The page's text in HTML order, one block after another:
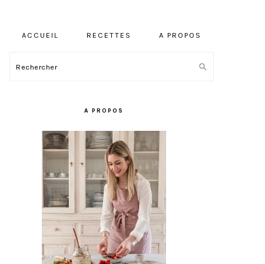
ACCUEIL RECETTES A PROPOS
Rechercher
A PROPOS